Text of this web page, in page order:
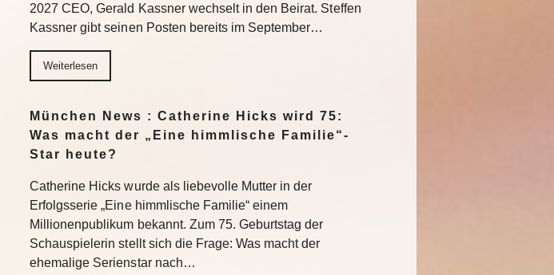
2027 CEO, Gerald Kassner wechselt in den Beirat. Steffen
Kassner gibt seinen Posten bereits im September…
Weiterlesen
München News : Catherine Hicks wird 75:
Was macht der „Eine himmlische Familie“-
Star heute?
Catherine Hicks wurde als liebevolle Mutter in der
Erfolgsserie „Eine himmlische Familie“ einem
Millionenpublikum bekannt. Zum 75. Geburtstag der
Schauspielerin stellt sich die Frage: Was macht der
ehemalige Serienstar nach…